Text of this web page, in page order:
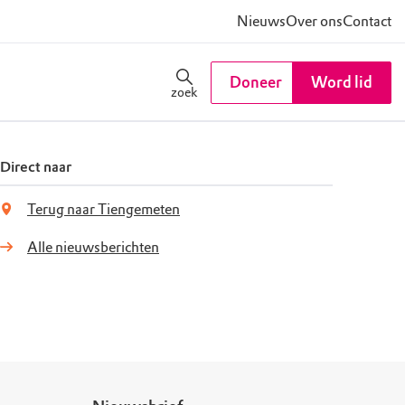
NieuwsOver onsContact
zoek
Doneer Word lid
Direct naar
Terug naar Tiengemeten
Alle nieuwsberichten